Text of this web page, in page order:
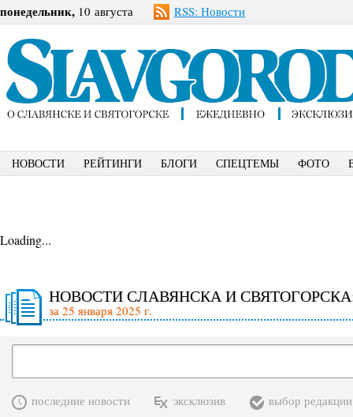
понедельник, 10 августа RSS: Новости
НОВОСТИ РЕЙТИНГИ БЛОГИ СПЕЦТЕМЫ ФОТО
Loading...
НОВОСТИ СЛАВЯНСКА И
за 25 января 2025 г.
последние новости эксклюзив выбор редакции